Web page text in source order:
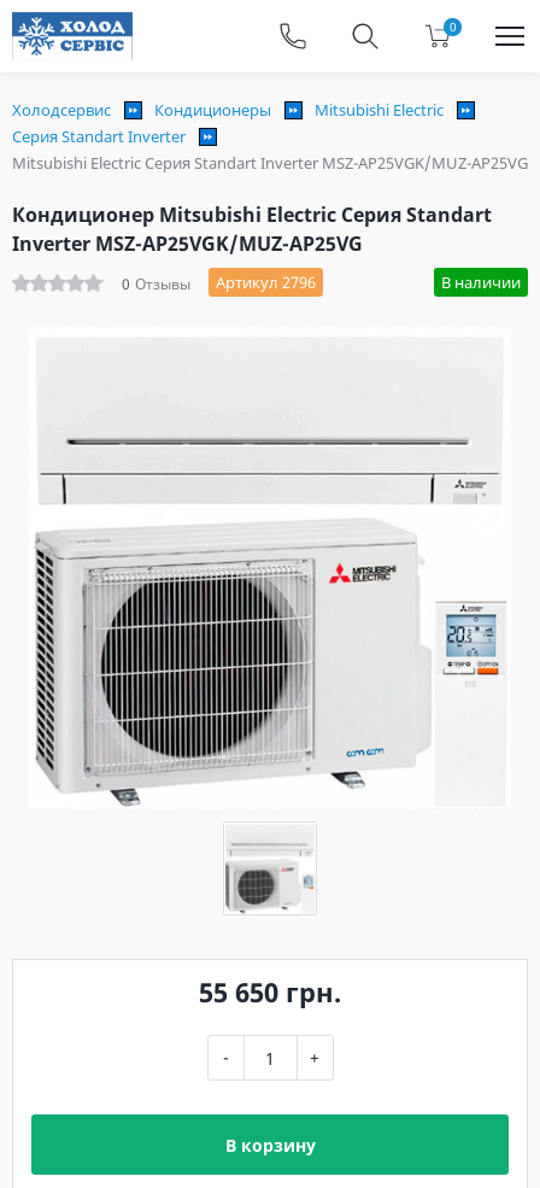
0
Холодсервис Кондиционеры
Mitsubishi Electric
Серия Standart Inverter
Mitsubishi Electric Серия Standart Inverter MSZ-AP25VGK/MUZ-AP25VG
Кондиционер Mitsubishi Electric Серия Standart
Inverter MSZ-AP25VGK/MUZ-AP25VG
0 Отзывы Артикул 2796 В наличии
55 650 грн.
- +
В корзину